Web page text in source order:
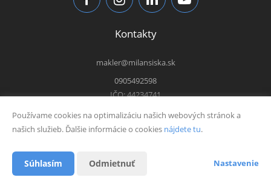
Kontakty
makler@milansiska.sk
0905492598
IČO: 44234741
Vytvorené v systému
2026 © Tomawell s.r.o.
Používame cookies na optimalizáciu našich webových stránok a
našich služieb. Ďalšie informácie o cookies nájdete tu.
Súhlasím Odmietnuť Nastavenie